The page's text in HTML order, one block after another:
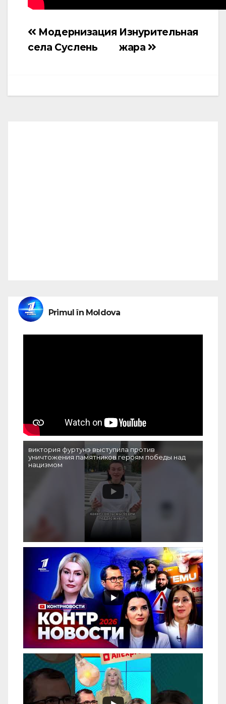
Навигация
по
Изнурительная
жара
Модернизация
села Суслень
Primul în Moldova
виктория фуртунэ выступила против
уничтожения памятников героям победы над
нацизмом